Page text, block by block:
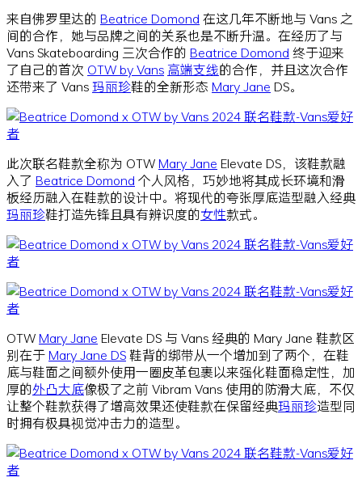
来自佛罗里达的 Beatrice Domond 在这几年不断地与 Vans 之
间的合作，她与品牌之间的关系也是不断升温。在经历了与
Vans Skateboarding 三次合作的 Beatrice Domond 终于迎来
了自己的首次 OTW by Vans 高端支线的合作，并且这次合作
还带来了 Vans玛丽珍鞋的全新形态 Mary Jane DS。
此次联名鞋款全称为 OTWMary Jane Elevate DS，该鞋款融
入了 Beatrice Domond 个人风格，巧妙地将其成长环境和滑
板经历融入在鞋款的设计中。将现代的夸张厚底造型融入经典
玛丽珍鞋打造先锋且具有辨识度的女性款式。
OTWMary Jane Elevate DS 与 Vans 经典的 Mary Jane 鞋款区
别在于Mary Jane DS鞋背的绑带从一个增加到了两个，在鞋
底与鞋面之间额外使用一圈皮革包裹以来强化鞋面稳定性，加
厚的外凸大底像极了之前 Vibram Vans 使用的防滑大底，不仅
让整个鞋款获得了增高效果还使鞋款在保留经典玛丽珍造型同
时拥有极具视觉冲击力的造型。